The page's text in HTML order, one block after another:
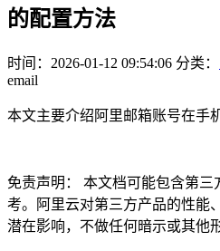
的配置方法
时间：2026-01-12 09:54:06 分类：
email
本文主要介绍阿里邮箱账号在手
免责声明： 本文档可能包含第
考。阿里云对第三方产品的性能
潜在影响，不做任何暗示或其他